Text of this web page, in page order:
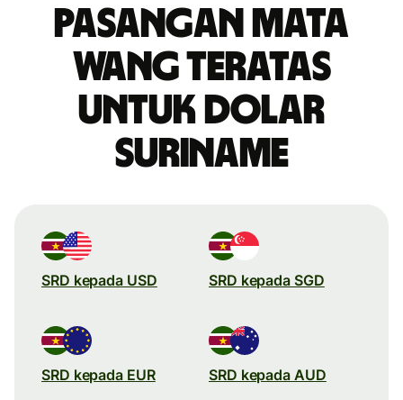
Pasangan mata
wang teratas
untuk dolar
Suriname
SRD kepada USD SRD kepada SGD
SRD kepada EUR SRD kepada AUD